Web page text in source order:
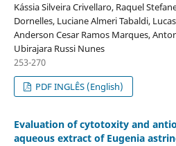
Kássia Silveira Crivellaro, Raquel
Dornelles, Luciane Almeri Tabaldi,
Anderson Cesar Ramos Marques,
Ubirajara Russi Nunes
253-270
PDF INGLÊS (English)
Evaluation of cytotoxity and
aqueous extract of Eugenia